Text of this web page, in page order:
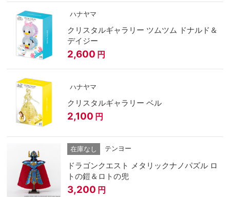
ハナヤマ
クリスタルギャラリー ツムツム ドナルド＆
デイジー
2,600 円
ハナヤマ
クリスタルギャラリー ベル
2,100 円
在庫なし テンヨー
ドラゴンクエスト メタリックナノパズル ロ
トの鎧＆ロトの兜
3,200 円